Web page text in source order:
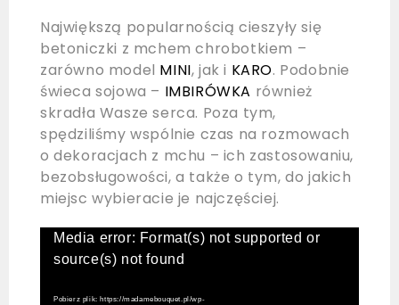
Największą popularnością cieszyły się
betoniczki z mchem chrobotkiem –
zarówno model MINI, jak i KARO. Podobnie
świeca sojowa – IMBIRÓWKA również
skradła Wasze serca. Poza tym,
spędziliśmy wspólnie czas na rozmowach
o dekoracjach z mchu – ich zastosowaniu,
bezobsługowości, a także o tym, do jakich
miejsc wybieracie je najczęściej.
Odtwarzacz
video
Media error: Format(s) not supported or
source(s) not found
Pobierz plik: https://madamebouquet.pl/wp-